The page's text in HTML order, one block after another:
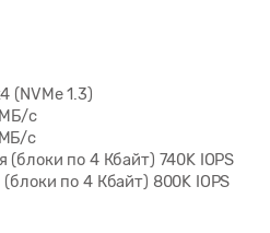
(NVMe 1.3)
МБ/с
МБ/с
(блоки по 4 Кбайт) 740K IOPS
по 4 Кбайт) 800K IOPS